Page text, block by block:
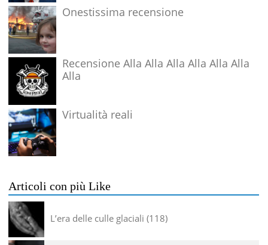
Onestissima recensione
Recensione Alla Alla Alla Alla Alla Alla
Alla
Virtualità reali
Articoli con più Like
L’era delle culle glaciali 118